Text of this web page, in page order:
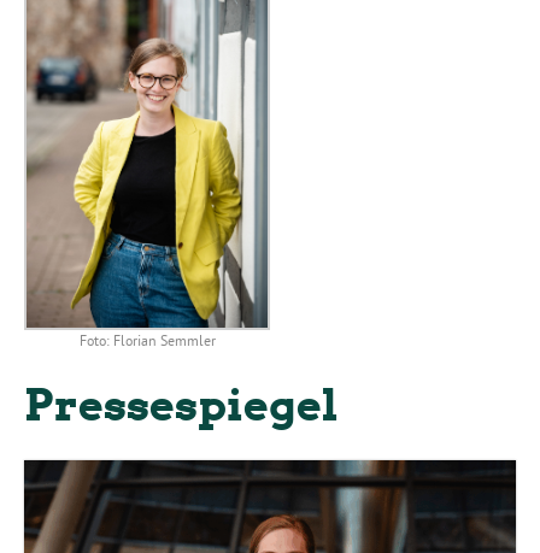
Foto: Florian Semmler
Pressespiegel